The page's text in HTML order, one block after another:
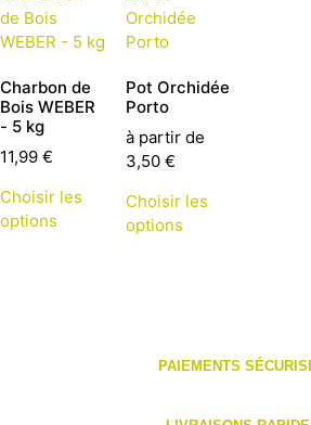
Charbon de
Bois WEBER
- 5 kg
11,99 €
Choisir les
options
Pot Orchidée
Porto
à partir de
3,50 €
Choisir les
options
PAIEMENTS